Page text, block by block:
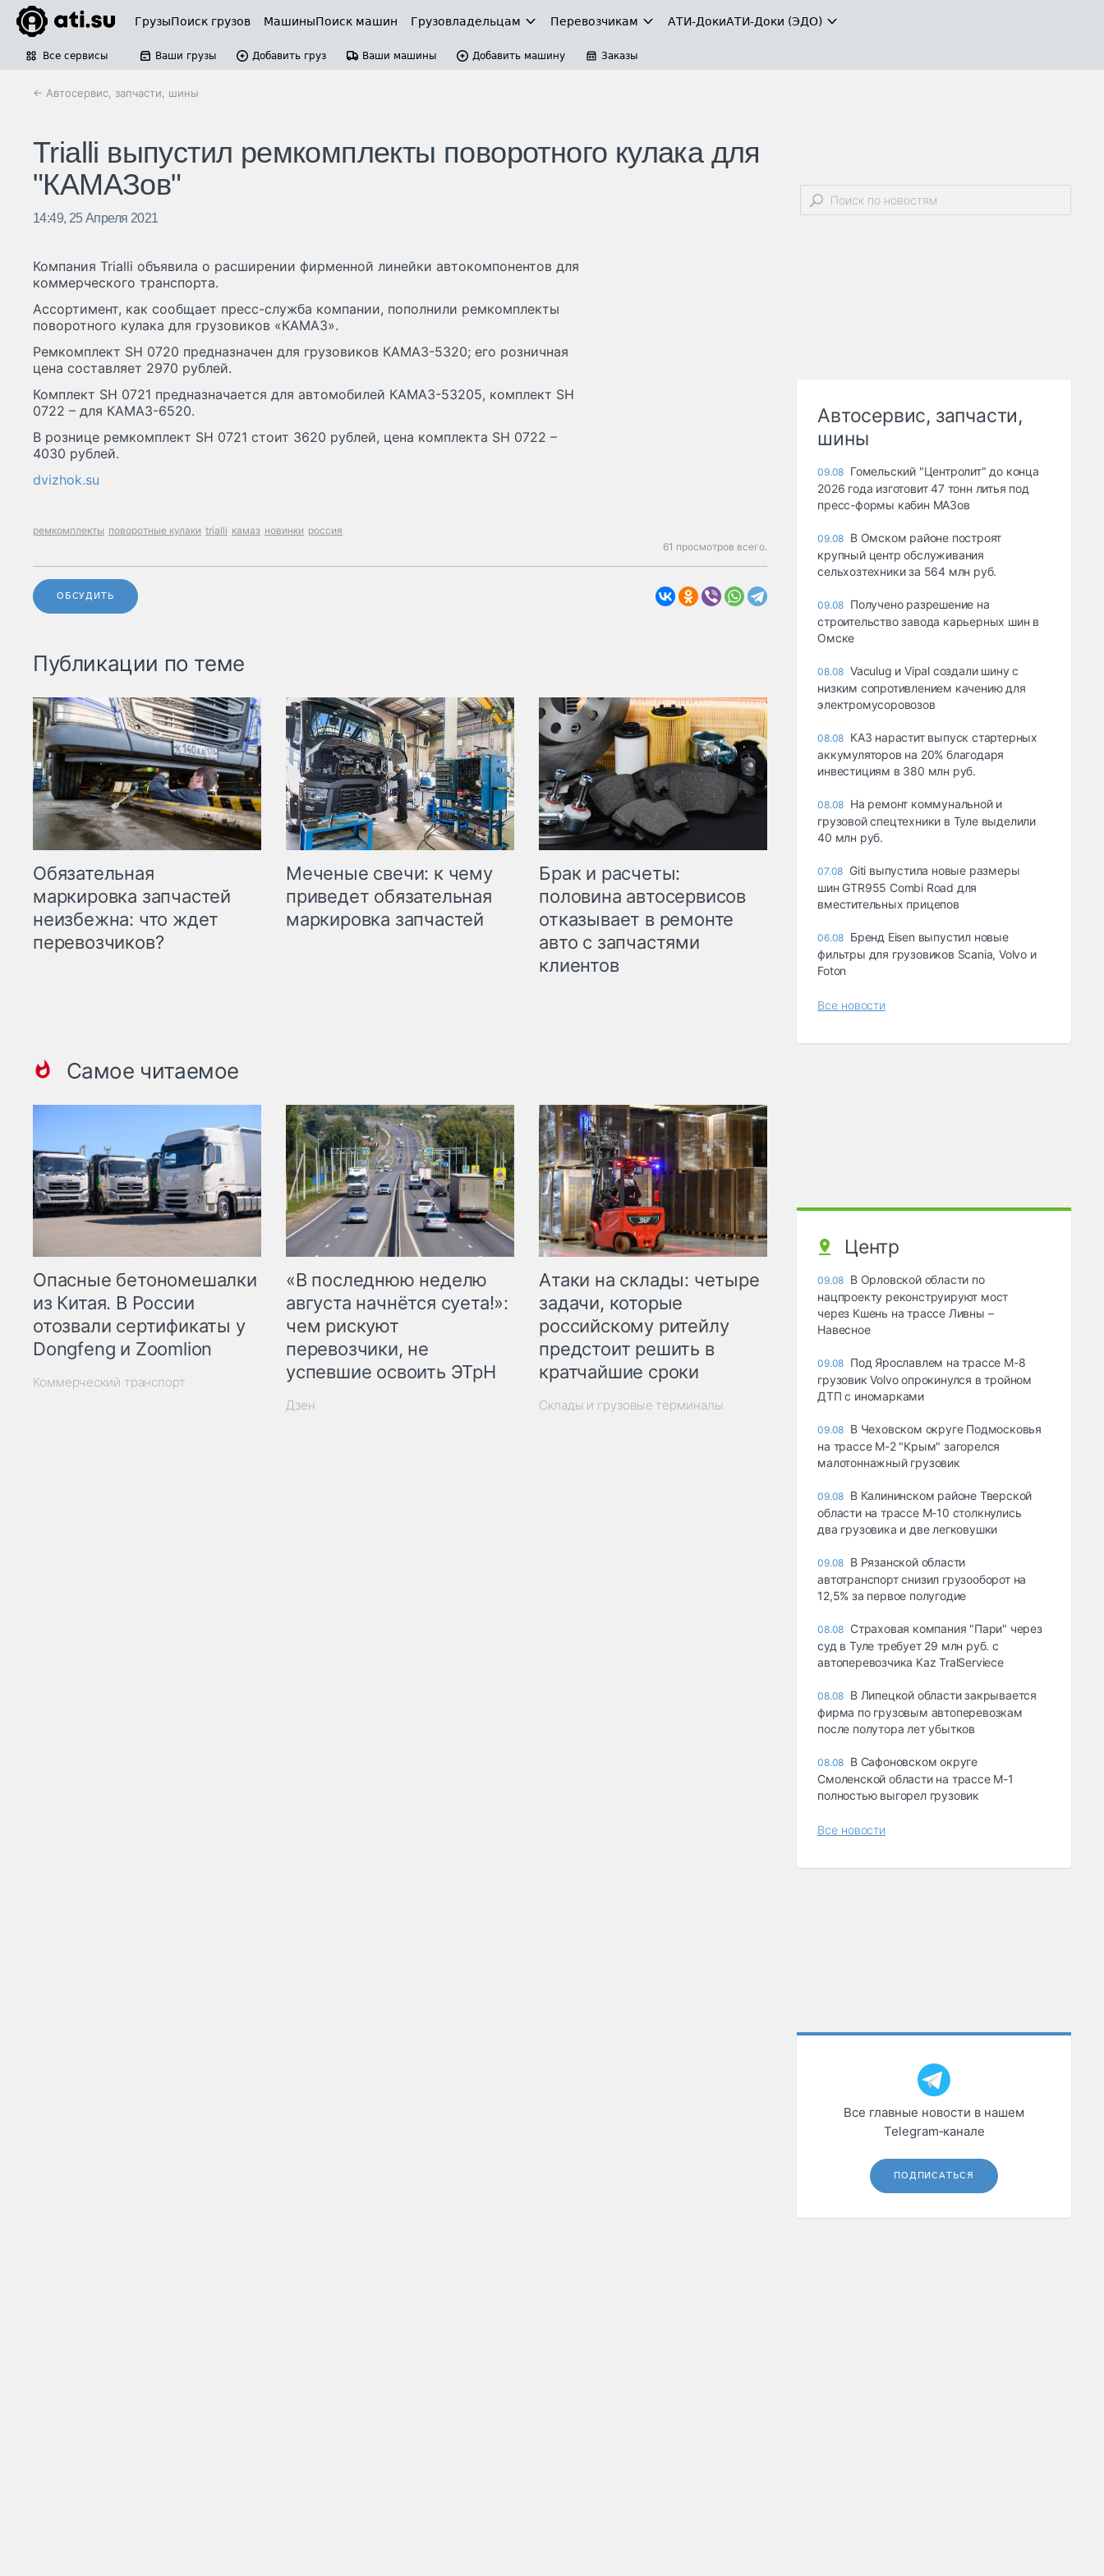
ГрузыПоиск грузов МашиныПоиск машин Грузовладельцам Перевозчикам АТИ-ДокиАТИ-Доки (ЭДО)
Все сервисы Ваши грузы Добавить груз Ваши машины Добавить машину Заказы
← Автосервис, запчасти, шины
Trialli выпустил ремкомплекты поворотного кулака для
"КАМАЗов"
14:49, 25 Апреля 2021
Компания Trialli объявила о расширении фирменной линейки автокомпонентов для
коммерческого транспорта.
Ассортимент, как сообщает пресс-служба компании, пополнили ремкомплекты
поворотного кулака для грузовиков «КАМАЗ».
Ремкомплект SH 0720 предназначен для грузовиков КАМАЗ-5320; его розничная
цена составляет 2970 рублей.
Комплект SH 0721 предназначается для автомобилей КАМАЗ-53205, комплект SH
0722 – для КАМАЗ-6520.
В рознице ремкомплект SH 0721 стоит 3620 рублей, цена комплекта SH 0722 –
4030 рублей.
dvizhok.su
ремкомплекты поворотные кулаки trialli камаз новинки россия
61 просмотров всего.
ОБСУДИТЬ
Публикации по теме
Обязательная
маркировка запчастей
неизбежна: что ждет
перевозчиков?
Меченые свечи: к чему
приведет обязательная
маркировка запчастей
Брак и расчеты:
половина автосервисов
отказывает в ремонте
авто с запчастями
клиентов
Самое читаемое
Опасные бетономешалки
из Китая. В России
отозвали сертификаты у
Dongfeng и Zoomlion
Коммерческий транспорт
«В последнюю неделю
августа начнётся суета!»:
чем рискуют
перевозчики, не
успевшие освоить ЭТрН
Дзен
Атаки на склады: четыре
задачи, которые
российскому ритейлу
предстоит решить в
кратчайшие сроки
Склады и грузовые терминалы
Автосервис, запчасти,
шины
09.08 Гомельский "Центролит" до конца
2026 года изготовит 47 тонн литья под
пресс-формы кабин МАЗов
09.08 В Омском районе построят
крупный центр обслуживания
сельхозтехники за 564 млн руб.
09.08 Получено разрешение на
строительство завода карьерных шин в
Омске
08.08 Vaculug и Vipal создали шину с
низким сопротивлением качению для
электромусоровозов
08.08 КАЗ нарастит выпуск стартерных
аккумуляторов на 20% благодаря
инвестициям в 380 млн руб.
08.08 На ремонт коммунальной и
грузовой спецтехники в Туле выделили
40 млн руб.
07.08 Giti выпустила новые размеры
шин GTR955 Combi Road для
вместительных прицепов
06.08 Бренд Eisen выпустил новые
фильтры для грузовиков Scania, Volvo и
Foton
Все новости
Центр
09.08 В Орловской области по
нацпроекту реконструируют мост
через Кшень на трассе Ливны –
Навесное
09.08 Под Ярославлем на трассе М-8
грузовик Volvo опрокинулся в тройном
ДТП с иномарками
09.08 В Чеховском округе Подмосковья
на трассе М-2 "Крым" загорелся
малотоннажный грузовик
09.08 В Калининском районе Тверской
области на трассе М-10 столкнулись
два грузовика и две легковушки
09.08 В Рязанской области
автотранспорт снизил грузооборот на
12,5% за первое полугодие
08.08 Страховая компания "Пари" через
суд в Туле требует 29 млн руб. с
автоперевозчика Kaz TralServiece
08.08 В Липецкой области закрывается
фирма по грузовым автоперевозкам
после полутора лет убытков
08.08 В Сафоновском округе
Смоленской области на трассе М-1
полностью выгорел грузовик
Все новости
Все главные новости в нашем
Telegram‑канале
ПОДПИСАТЬСЯ